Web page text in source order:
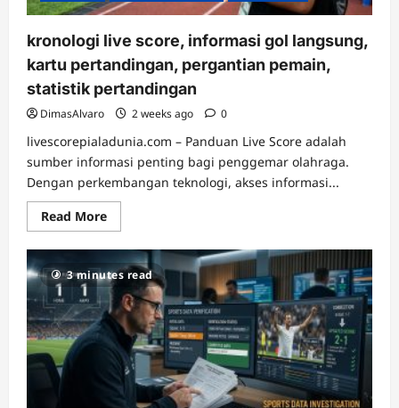
kronologi live score, informasi gol langsung,
kartu pertandingan, pergantian pemain,
statistik pertandingan
DimasAlvaro 2 weeks ago 0
livescorepialadunia.com – Panduan Live Score adalah
sumber informasi penting bagi penggemar olahraga.
Dengan perkembangan teknologi, akses informasi...
Read MoreRead
more
kronologi
live
score,
informasi
gol
langsung,
kartu
pertandingan,
pergantian
pemain,
statistik
pertandingan
3 minutes read